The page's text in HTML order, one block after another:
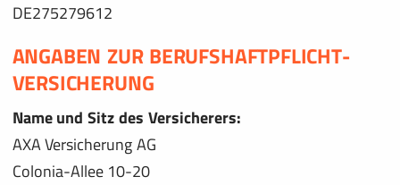
DE275279612
ANGABEN ZUR BERUFS­HAFTPFLICHT­
VERSICHERUNG
Name und Sitz des Versicherers:
AXA Versicherung AG
Colonia-Allee 10-20